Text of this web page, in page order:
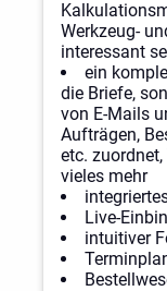
Werkzeug-
interessant
ein
die Briefe,
von E-Mails
Aufträgen,
etc.
vieles mehr
Live-
intuitiver